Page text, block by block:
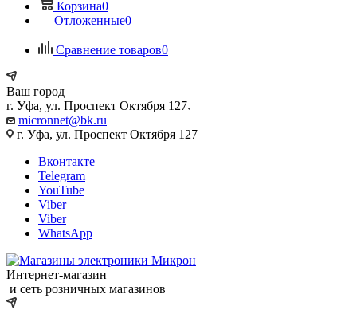
Корзина0
Отложенные0
Сравнение товаров0
Ваш город
г. Уфа, ул. Проспект Октября 127
micronnet@bk.ru
г. Уфа, ул. Проспект Октября 127
Вконтакте
Telegram
YouTube
Viber
Viber
WhatsApp
Интернет-магазин
и сеть розничных магазинов